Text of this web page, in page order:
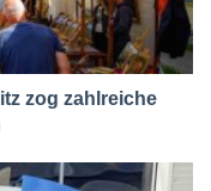
zog zahlreiche